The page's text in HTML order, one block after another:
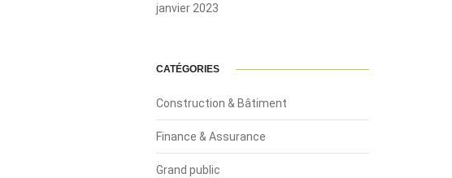
janvier 2023
CATÉGORIES
Construction & Bâtiment
Finance & Assurance
Grand public